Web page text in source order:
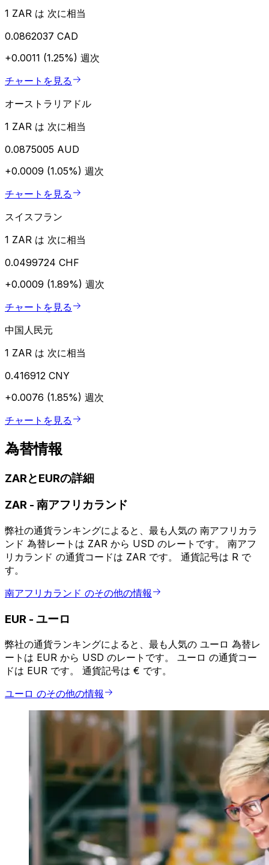
1 ZAR は 次に相当
0.0862037 CAD
+0.0011 (1.25%) 週次
チャートを見る
オーストラリアドル
1 ZAR は 次に相当
0.0875005 AUD
+0.0009 (1.05%) 週次
チャートを見る
スイスフラン
1 ZAR は 次に相当
0.0499724 CHF
+0.0009 (1.89%) 週次
チャートを見る
中国人民元
1 ZAR は 次に相当
0.416912 CNY
+0.0076 (1.85%) 週次
チャートを見る
為替情報
ZARとEURの詳細
ZAR - 南アフリカランド
弊社の通貨ランキングによると、最も人気の 南アフリカラ
ンド 為替レートは ZAR から USD のレートです。 南アフ
リカランド の通貨コードは ZAR です。 通貨記号は R で
す。
南アフリカランド のその他の情報
EUR - ユーロ
弊社の通貨ランキングによると、最も人気の ユーロ 為替レ
ートは EUR から USD のレートです。 ユーロ の通貨コー
ドは EUR です。 通貨記号は € です。
ユーロ のその他の情報